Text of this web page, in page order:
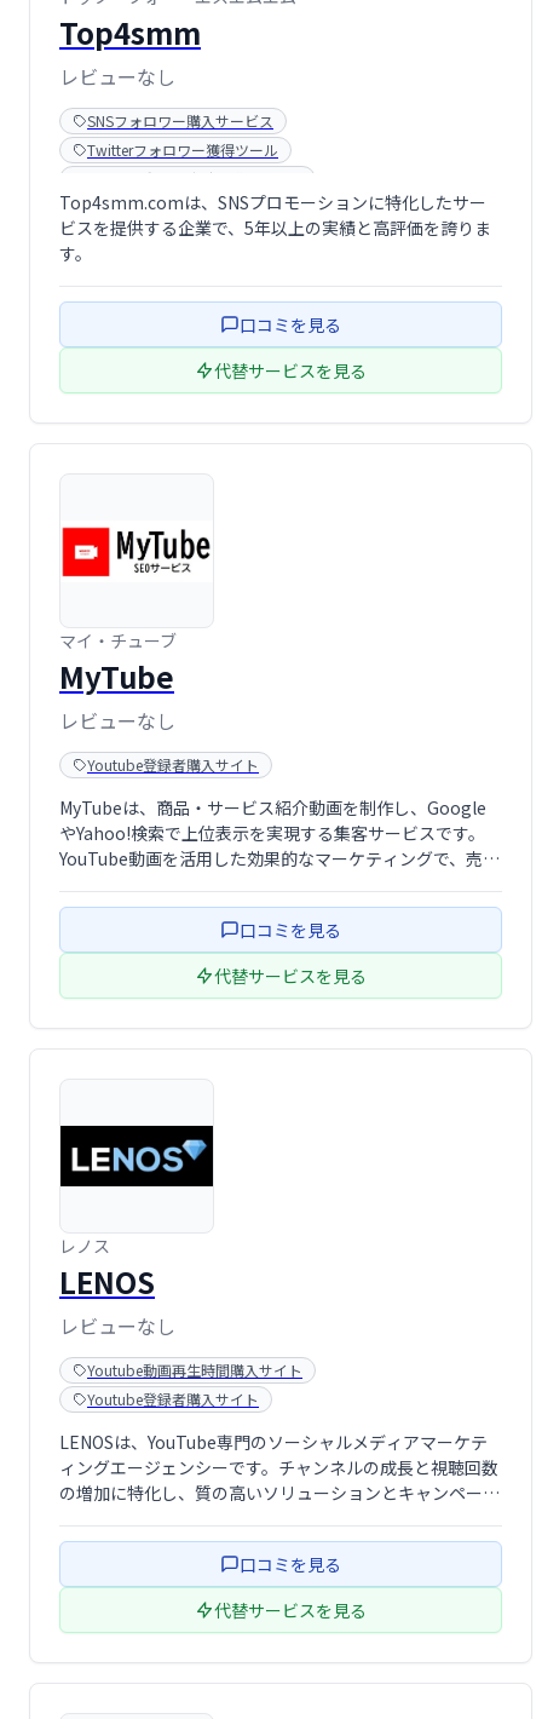
Top4smm
レビューなし
SNSフォロワー購入サービス
Twitterフォロワー獲得ツール
Youtube動画再生時間購入サイト
Youtube登録者購入サイト
Top4smm.comは、SNSプロモーションに特化したサー
ビスを提供する企業で、5年以上の実績と高評価を誇りま
す。
口コミを見る
代替サービスを見る
マイ・チューブ
MyTube
レビューなし
Youtube登録者購入サイト
MyTubeは、商品・サービス紹介動画を制作し、Google
やYahoo!検索で上位表示を実現する集客サービスです。
YouTube動画を活用した効果的なマーケティングで、売上
スを提供しています。
口コミを見る
代替サービスを見る
レノス
LENOS
レビューなし
Youtube動画再生時間購入サイト
Youtube登録者購入サイト
LENOSは、YouTube専門のソーシャルメディアマーケテ
ィングエージェンシーです。チャンネルの成長と視聴回数
の増加に特化し、質の高いソリューションとキャンペーン
的なソーシャルメディアマーケティングとは異なり、
YouTubeに特化した専門知 …口コミを見る
代替サービスを見る